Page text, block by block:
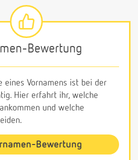
Bewertung
eines Vornamens ist bei der
Hier erfahrt ihr, welche
und welche
Bewertung